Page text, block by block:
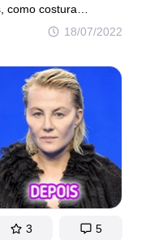
18/07/2022
como costura
ser incerto.
afinal nem
3 5